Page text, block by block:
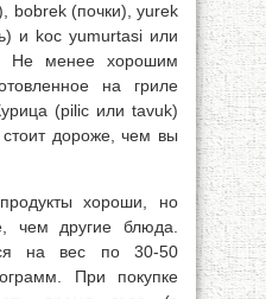
bobrek (почки), yurek
и koc yumurtasi или
Не менее хорошим
на гриле
(pilic или tavuk)
стоит дороже, чем вы
хороши, но
чем другие блюда.
на вес по 30-50
При покупке